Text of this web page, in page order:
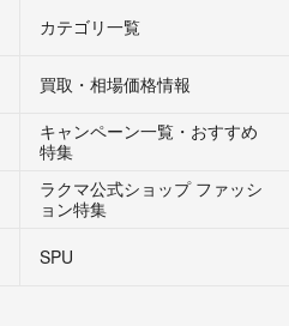
カテゴリ一覧
買取・相場価格情報
キャンペーン一覧・おすすめ
特集
ラクマ公式ショップ ファッシ
ョン特集
SPU